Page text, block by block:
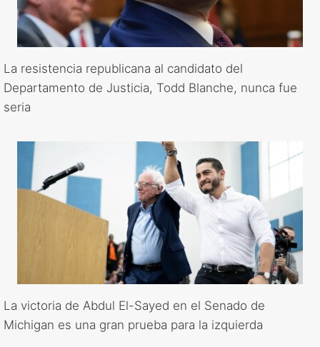
La resistencia republicana al candidato del
Departamento de Justicia, Todd Blanche, nunca fue
seria
La victoria de Abdul El-Sayed en el Senado de
Michigan es una gran prueba para la izquierda